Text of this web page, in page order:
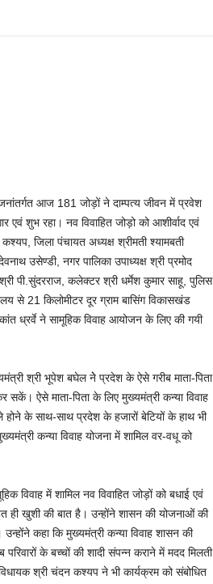
आज 181 जोड़ों ने दाम्पत्य जीवन में प्रवेश
शुभ रहा। नव विवाहित जोड़ो को आशीर्वाद एवं
जिला पंचायत अध्यक्ष श्रीमती श्यामबती
उसेण्डी, नगर पालिका उपाध्यक्ष श्री प्रमोद
पी.सुंदरराज, कलेक्टर श्री धर्मेश कुमार साहू, पुलिस
से 21 किलोमीटर दूर ग्राम बासिंग विकासखंड
ध्रर्वे ने सामूहिक विवाह आयोजन के लिए की गयी
श्री भूपेश बघेल नेे प्रदेश के ऐसे गरीब माता-पिता
ऐसे माता-पिता के लिए मुख्यमंत्री कन्या विवाह
होने के साथ-साथ प्रदेश के हजारों बेटियों के हाथ भी
कन्या विवाह योजना में शामिल वर-वधू को
विवाह में शामिल नव विवाहित जोड़ों को बधाई एवं
ही खुशी की बात है। उन्होंने शासन की योजनाओं की
कहा कि मुख्यमंत्री कन्या विवाह शासन की
के बच्चों की शादी संपन्न कराने में मदद मिलती
श्री चंदन कश्यप ने भी कार्यक्रम को संबोधित